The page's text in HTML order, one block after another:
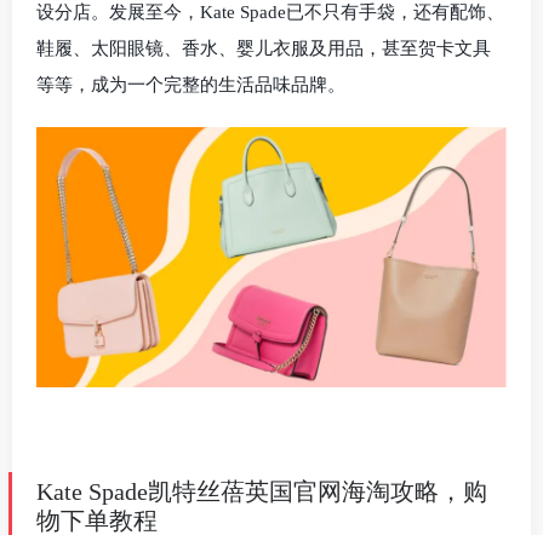
设分店。发展至今，Kate Spade已不只有手袋，还有配饰、
鞋履、太阳眼镜、香水、婴儿衣服及用品，甚至贺卡文具
等等，成为一个完整的生活品味品牌。
Kate Spade凯特丝蓓英国官网海淘攻略，购
物下单教程